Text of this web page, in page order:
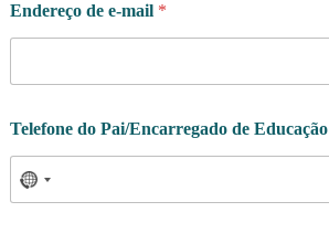
Endereço de e-mail *
Telefone do Pai/Encarregado de Educação